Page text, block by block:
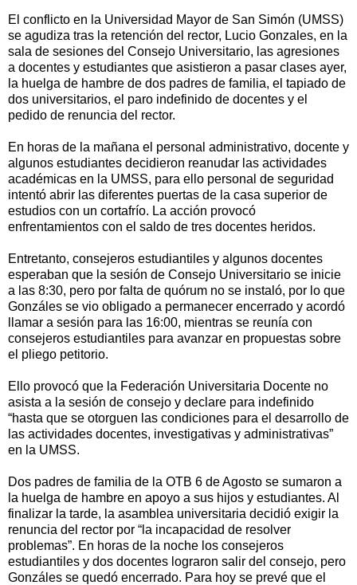
El conflicto en la Universidad Mayor de San Simón (UMSS)
se agudiza tras la retención del rector, Lucio Gonzales, en la
sala de sesiones del Consejo Universitario, las agresiones
a docentes y estudiantes que asistieron a pasar clases ayer,
la huelga de hambre de dos padres de familia, el tapiado de
dos universitarios, el paro indefinido de docentes y el
pedido de renuncia del rector.
En horas de la mañana el personal administrativo, docente y
algunos estudiantes decidieron reanudar las actividades
académicas en la UMSS, para ello personal de seguridad
intentó abrir las diferentes puertas de la casa superior de
estudios con un cortafrío. La acción provocó
enfrentamientos con el saldo de tres docentes heridos.
Entretanto, consejeros estudiantiles y algunos docentes
esperaban que la sesión de Consejo Universitario se inicie
a las 8:30, pero por falta de quórum no se instaló, por lo que
Gonzáles se vio obligado a permanecer encerrado y acordó
llamar a sesión para las 16:00, mientras se reunía con
consejeros estudiantiles para avanzar en propuestas sobre
el pliego petitorio.
Ello provocó que la Federación Universitaria Docente no
asista a la sesión de consejo y declare para indefinido
“hasta que se otorguen las condiciones para el desarrollo de
las actividades docentes, investigativas y administrativas”
en la UMSS.
Dos padres de familia de la OTB 6 de Agosto se sumaron a
la huelga de hambre en apoyo a sus hijos y estudiantes. Al
finalizar la tarde, la asamblea universitaria decidió exigir la
renuncia del rector por “la incapacidad de resolver
problemas”. En horas de la noche los consejeros
estudiantiles y dos docentes lograron salir del consejo, pero
Gonzáles se quedó encerrado. Para hoy se prevé que el